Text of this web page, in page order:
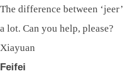
The difference between
a lot. Can you help, please?
Xiayuan
Feifei